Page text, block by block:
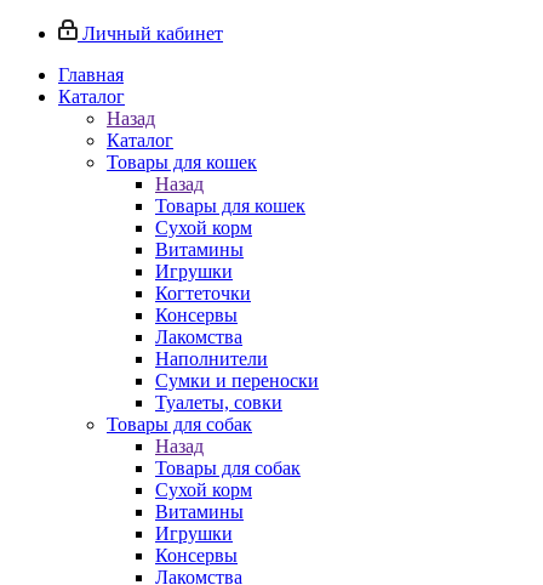
Личный кабинет
Главная
Каталог
Назад
Каталог
Товары для кошек
Назад
Товары для кошек
Cухой корм
Витамины
Игрушки
Когтеточки
Консервы
Лакомства
Наполнители
Сумки и переноски
Туалеты, совки
Товары для собак
Назад
Товары для собак
Cухой корм
Витамины
Игрушки
Консервы
Лакомства